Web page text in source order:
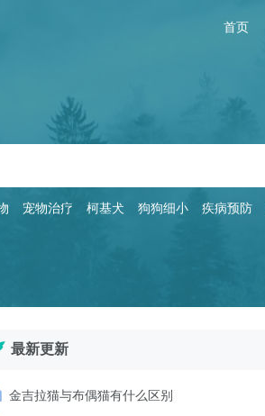
首页
宠物治疗 柯基犬 狗狗细小 疾病预防
最新更新
金吉拉猫与布偶猫有什么区别